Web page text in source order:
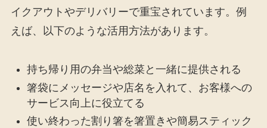
イクアウトやデリバリーで重宝されています。例
えば、以下のような活用方法があります。
持ち帰り用の弁当や総菜と一緒に提供される
箸袋にメッセージや店名を入れて、お客様への
サービス向上に役立てる
使い終わった割り箸を箸置きや簡易スティック